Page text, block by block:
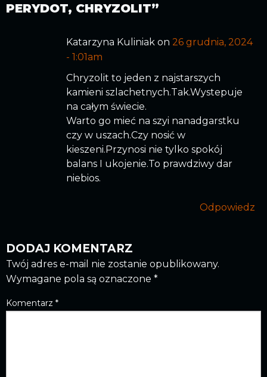
PERYDOT, CHRYZOLIT”
Katarzyna Kuliniak on 26 grudnia, 2024
- 1:01am
Chryzolit to jeden z najstarszych
kamieni szlachetnych.Tak.Wystepuje
na całym świecie.
Warto go mieć na szyi nanadgarstku
czy w uszach.Czy nosić w
kieszeni.Przynosi nie tylko spokój
balans I ukojenie.To prawdziwy dar
niebios.
Odpowiedz
DODAJ KOMENTARZ
Twój adres e-mail nie zostanie opublikowany.
Wymagane pola są oznaczone *
Komentarz *